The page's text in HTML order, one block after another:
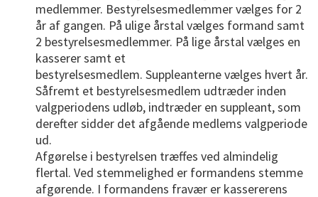
medlemmer. Bestyrelsesmedlemmer vælges for 2
år af gangen. På ulige årstal vælges formand samt
2 bestyrelsesmedlemmer. På lige årstal vælges en
kasserer samt et
bestyrelsesmedlem. Suppleanterne vælges hvert år.
Såfremt et bestyrelsesmedlem udtræder inden
valgperiodens udløb, indtræder en suppleant, som
derefter sidder det afgående medlems valgperiode
ud.
Afgørelse i bestyrelsen træffes ved almindelig
flertal. Ved stemmelighed er formandens stemme
afgørende. I formandens fravær er kassererens